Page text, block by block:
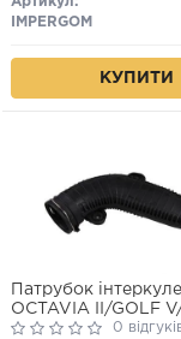
IMPERGOM
КУПИТИ
Патрубок
OCTAVIA II/GOLF
B6 04-17
0